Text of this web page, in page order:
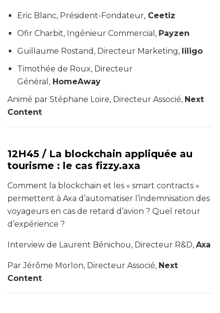
Eric Blanc, Président-Fondateur, Ceetiz
Ofir Charbit, Ingénieur Commercial, Payzen
Guillaume Rostand, Directeur Marketing, liligo
Timothée de Roux, Directeur
Général, HomeAway
Animé par Stéphane Loire, Directeur Associé, Next
Content
12H45 /La blockchain appliquée au
tourisme : le cas fizzy.axa
Comment la blockchain et les « smart contracts »
permettent à Axa d’automatiser l’indemnisation des
voyageurs en cas de retard d’avion ? Quel retour
d’expérience ?
Interview de Laurent Bénichou, Directeur R&D, Axa
Par Jérôme Morlon, Directeur Associé, Next
Content